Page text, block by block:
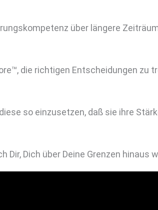
über längere
die richtigen Entscheidungen zu
so einzusetzen, daß sie ihre
Dich über Deine Grenzen hinaus